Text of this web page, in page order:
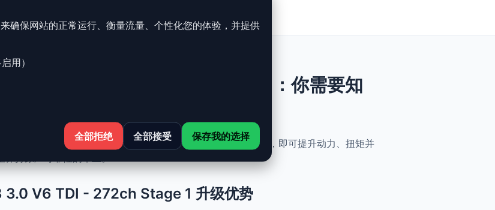
/ 2018 3.0 V6 TDI - 272ch：你需要知
的 Stage 1 升级结合了性能、安全与简便性。无需机械改动，即可提升动力、扭矩并
持原厂可靠性的车主。
V6 TDI - 272ch Stage 1 升级优势
确保网站的正常运行、衡量流量、个性化您的体验，并提供
用）
全部拒绝 全部接受 保存我的选择